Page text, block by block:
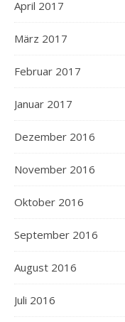
April 2017
März 2017
Februar 2017
Januar 2017
Dezember 2016
November 2016
Oktober 2016
September 2016
August 2016
Juli 2016